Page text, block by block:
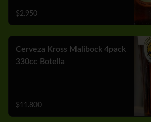
$2.950
Cerveza Kross Malibock 4pack
330cc Botella
$11.800